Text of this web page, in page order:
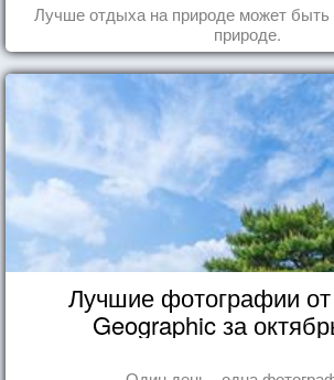
Лучше отдыха на природе может быть
природе.
Лучшие фотографии
Geographic за